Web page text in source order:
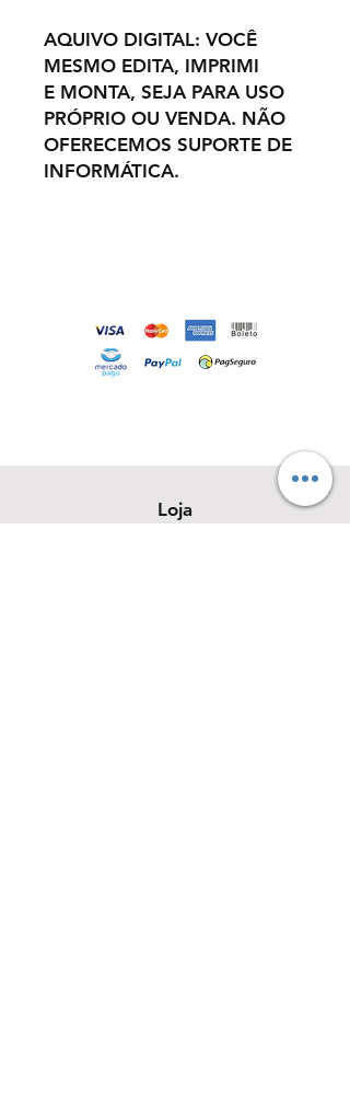
AQUIVO DIGITAL: VOCÊ
MESMO EDITA, IMPRIMI
E MONTA, SEJA PARA USO
PRÓPRIO OU VENDA. NÃO
OFERECEMOS SUPORTE DE
INFORMÁTICA.
Loja